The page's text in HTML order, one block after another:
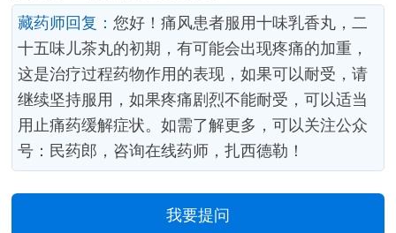
藏药师回复：您好！痛风患者服用十味乳香丸，二
十五味儿茶丸的初期，有可能会出现疼痛的加重，
这是治疗过程药物作用的表现，如果可以耐受，请
继续坚持服用，如果疼痛剧烈不能耐受，可以适当
用止痛药缓解症状。如需了解更多，可以关注公众
号：民药郎，咨询在线药师，扎西德勒！
我要提问